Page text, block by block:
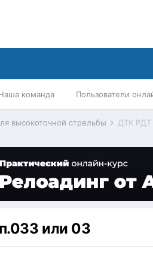
команда Пользователи
высокоточной стрельбы ДТК РДТ
или 03